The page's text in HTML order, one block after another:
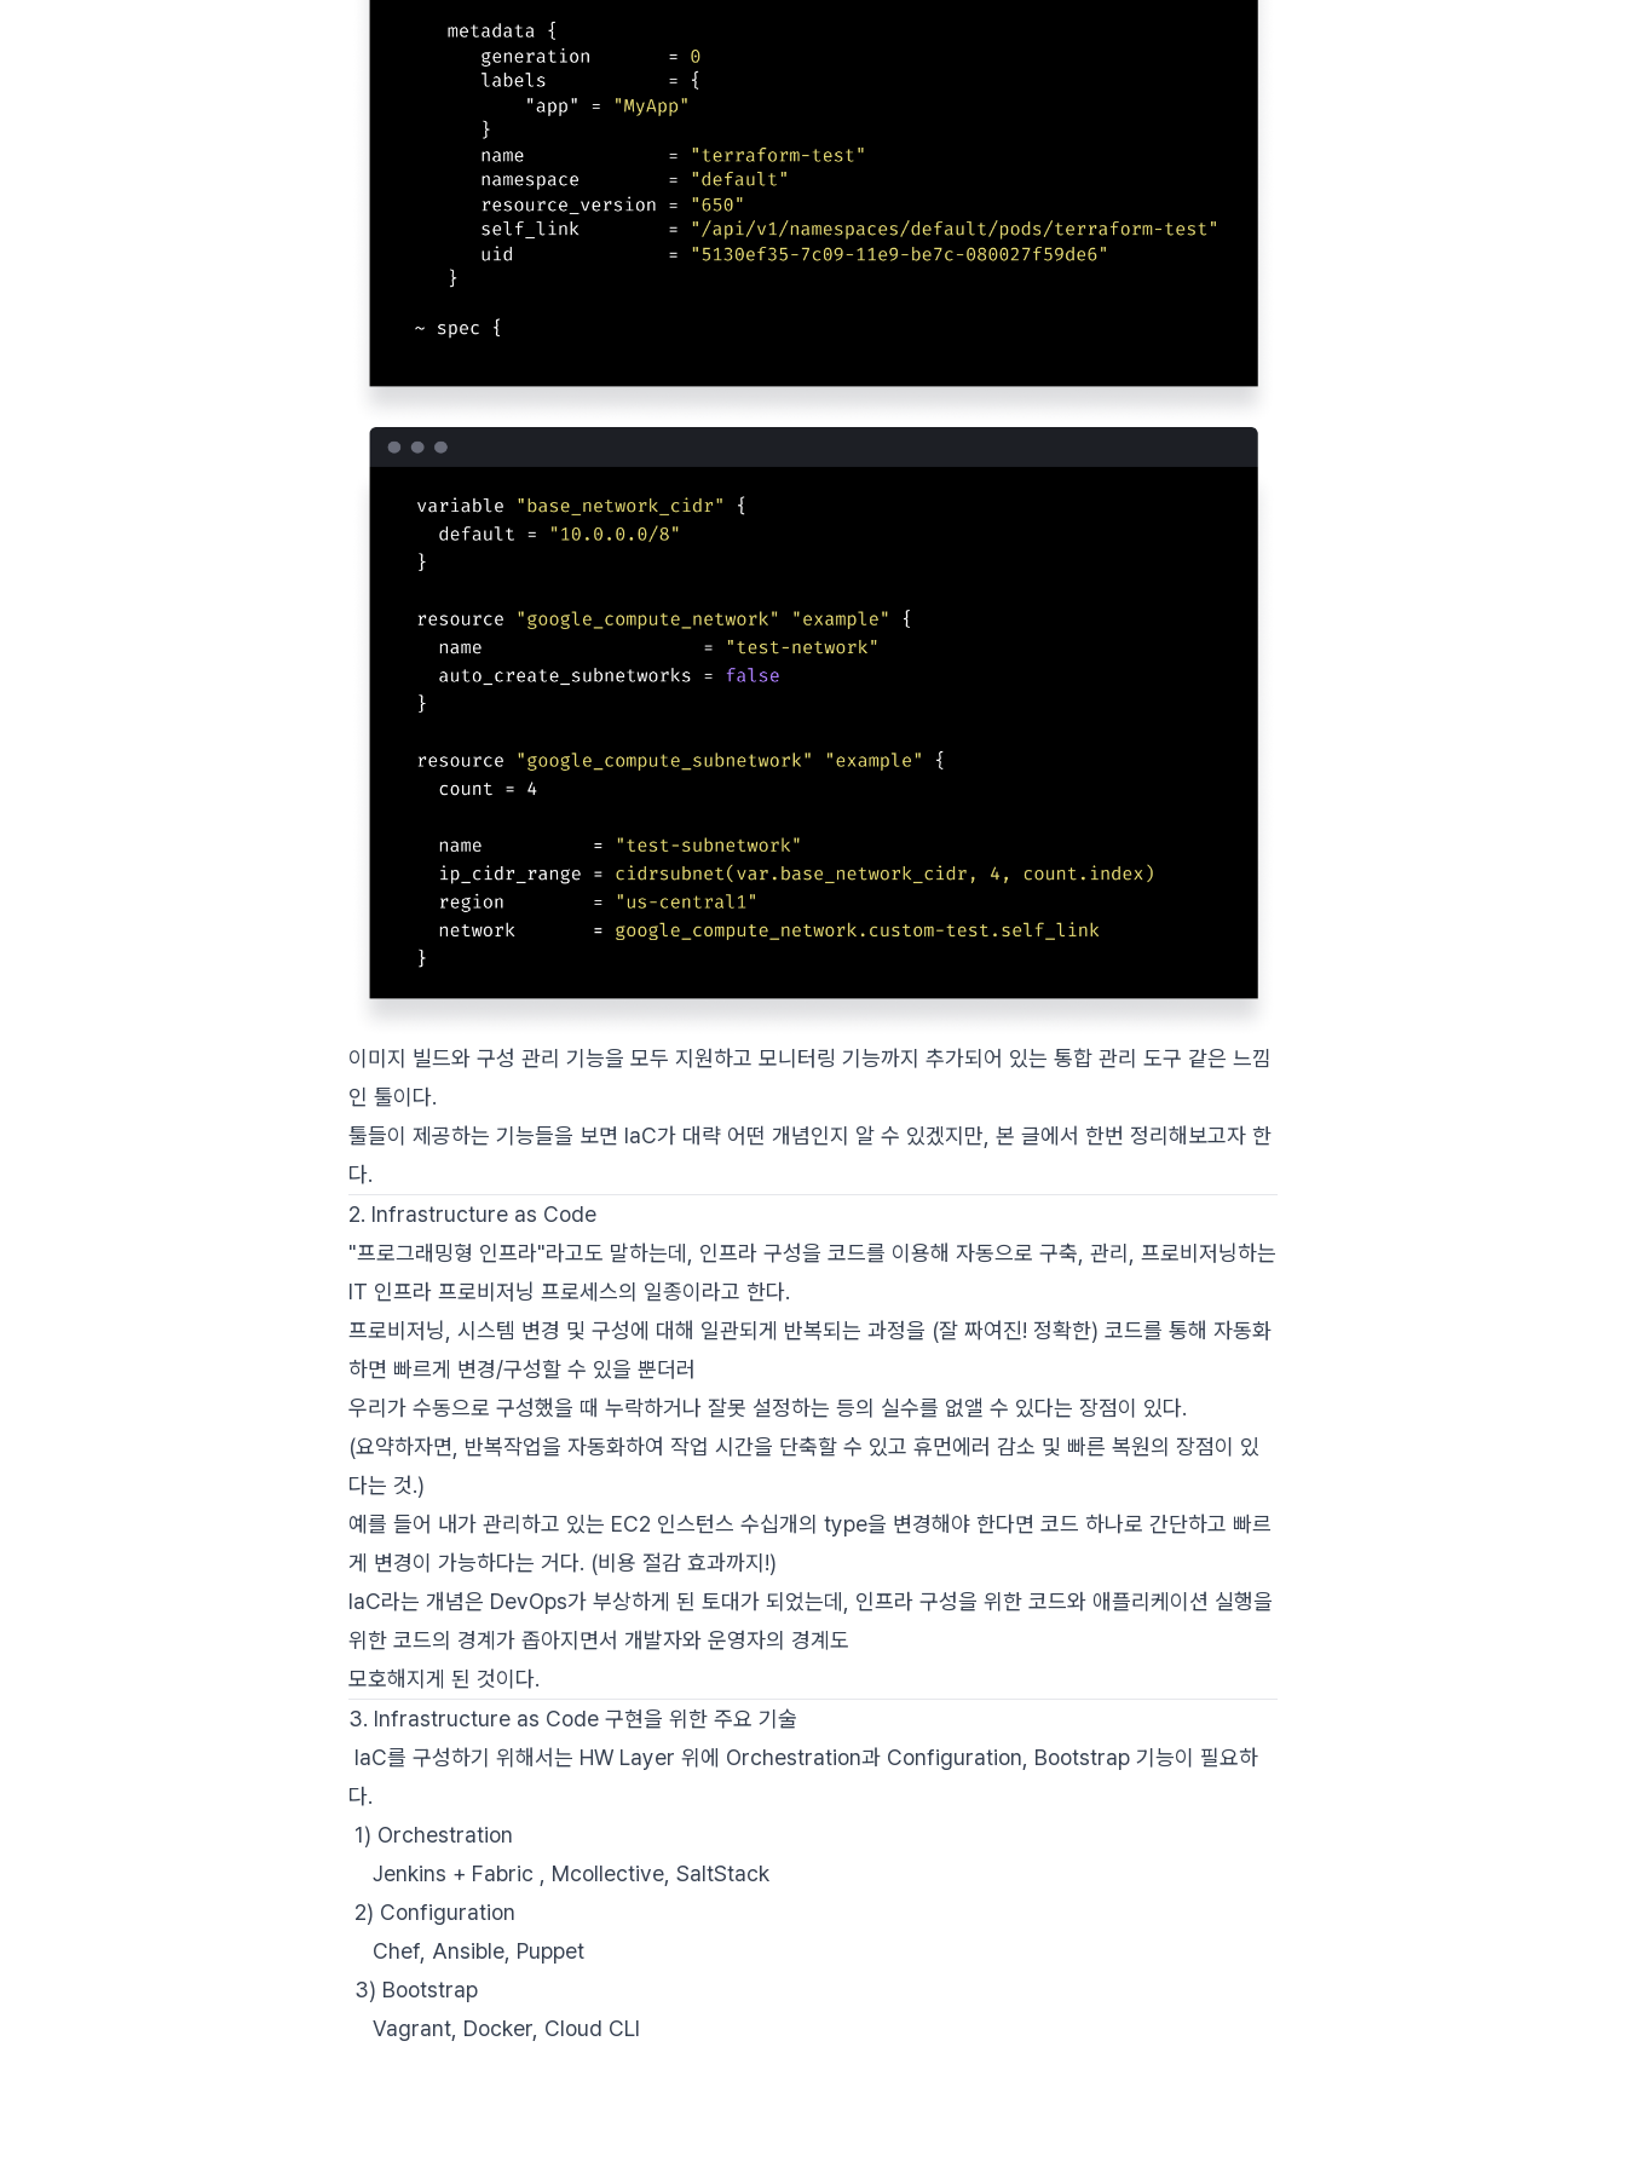
이미지 빌드와 구성 관리 기능을 모두 지원하고 모니터링 기능까지 추가되어 있는 통합 관리 도구 같은 느낌
인 툴이다.
툴들이 제공하는 기능들을 보면 IaC가 대략 어떤 개념인지 알 수 있겠지만, 본 글에서 한번 정리해보고자 한
다.
2. Infrastructure as Code
"프로그래밍형 인프라"라고도 말하는데, 인프라 구성을 코드를 이용해 자동으로 구축, 관리, 프로비저닝하는
IT 인프라 프로비저닝 프로세스의 일종이라고 한다.
프로비저닝, 시스템 변경 및 구성에 대해 일관되게 반복되는 과정을 (잘 짜여진! 정확한) 코드를 통해 자동화
하면 빠르게 변경/구성할 수 있을 뿐더러
우리가 수동으로 구성했을 때 누락하거나 잘못 설정하는 등의 실수를 없앨 수 있다는 장점이 있다.
(요약하자면, 반복작업을 자동화하여 작업 시간을 단축할 수 있고 휴먼에러 감소 및 빠른 복원의 장점이 있
다는 것.)
예를 들어 내가 관리하고 있는 EC2 인스턴스 수십개의 type을 변경해야 한다면 코드 하나로 간단하고 빠르
게 변경이 가능하다는 거다. (비용 절감 효과까지!)
IaC라는 개념은 DevOps가 부상하게 된 토대가 되었는데, 인프라 구성을 위한 코드와 애플리케이션 실행을
위한 코드의 경계가 좁아지면서 개발자와 운영자의 경계도
모호해지게 된 것이다.
3. Infrastructure as Code 구현을 위한 주요 기술
IaC를 구성하기 위해서는 HW Layer 위에 Orchestration과 Configuration, Bootstrap 기능이 필요하
다.
1) Orchestration
Jenkins + Fabric , Mcollective, SaltStack
2) Configuration
Chef, Ansible, Puppet
3) Bootstrap
Vagrant, Docker, Cloud CLI